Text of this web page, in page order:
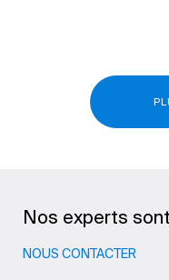
Nos experts
NOUS CONTACTER